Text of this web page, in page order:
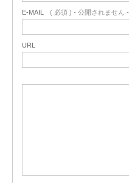
E-MAIL ( 必須 ) - 公開されません -
URL